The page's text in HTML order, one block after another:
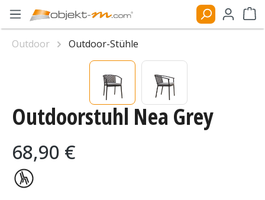
Zum Hauptinhalt springen
Outdoorstuhl Nea Grey
Regulärer Preis:
68,90 €
Outdoor
Outdoor-Stühle
Bildergalerie überspringen